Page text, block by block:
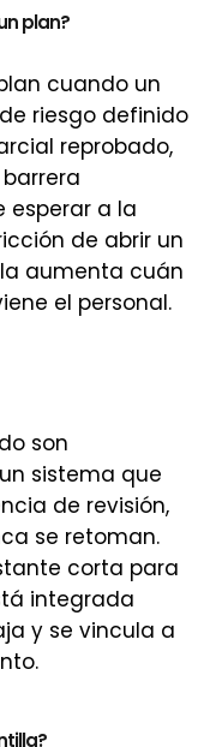
plan?
cuando un
riesgo definido
reprobado,
a la
de abrir un
aumenta cuán
el personal.
son
sistema que
de revisión,
se retoman.
corta para
integrada
y se vincula a